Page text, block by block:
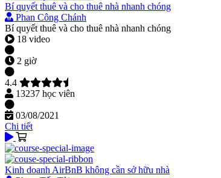
Bí quyết thuê và cho thuê nhà nhanh chóng
Phan Công Chánh
Bí quyết thuê và cho thuê nhà nhanh chóng
18 video
2 giờ
4.4
13237 học viên
03/08/2021
Chi tiết
Kinh doanh AirBnB không cần sở hữu nhà